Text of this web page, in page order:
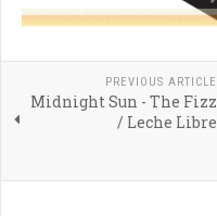
PREVIOUS ARTICLE
Midnight Sun - The Fizz
/ Leche Libre